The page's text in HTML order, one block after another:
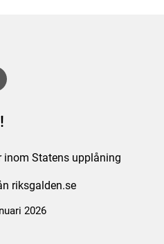
inom Statens upplåning
riksgalden.se
2026